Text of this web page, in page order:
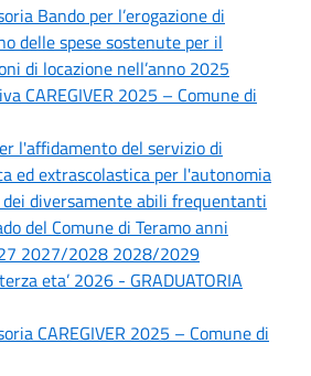
Bando per l’erogazione di
delle spese sostenute per il
di locazione nell’anno 2025
CAREGIVER 2025 – Comune di
l'affidamento del servizio di
ed extrascolastica per l'autonomia
diversamente abili frequentanti
del Comune di Teramo anni
2027/2028 2028/2029
eta’ 2026 - GRADUATORIA
CAREGIVER 2025 – Comune di